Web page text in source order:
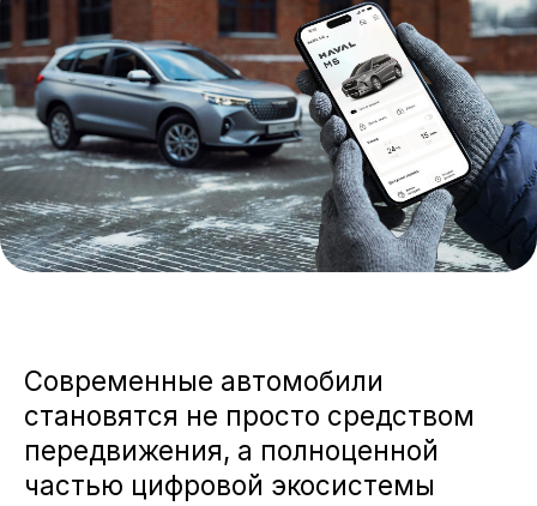
Современные автомобили
становятся не просто средством
передвижения, а полноценной
частью цифровой экосистемы
владельца. Обновленный HAVAL M6
делает уверенный шаг в этом
направлении — модель получила
расширенные цифровые функции,
встроенному телематическому
модулю и сервисам GWM
Connection управлять основными
функциями автомобиля теперь
можно прямо со смартфона.